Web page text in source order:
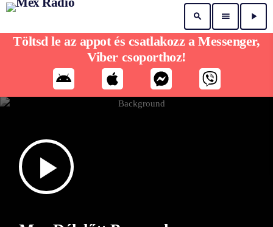
search menu play_arrow
play_arrow
Töltsd le az appot és csatlakozz a Messenger,
Viber csoporthoz!